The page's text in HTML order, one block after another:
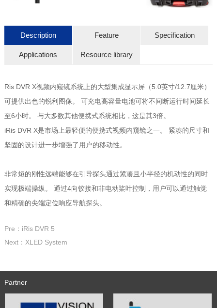
Description Feature Specification
Applications Resource library
Ris DVR X视频内窥镜系统上的大型集成显示屏（5.0英寸/12.7厘米）
可提供出色的锐利图像。 可充电高容量电池可将不间断运行时间延长
至6小时。 与大多数其他便携式系统相比，这是其3倍。
iRis DVR X是市场上最轻便的便携式视频内窥镜之一。 紧凑的尺寸和
坚固的设计进一步增强了用户的移动性。
非常短的刚性远端能够在引导探头通过紧凑且小半径的机动性的同时
实现极端操纵。 通过4向铰接和非电动桨叶控制，用户可以通过触觉
和精确的尖端定位响应导航探头。
Pre：iRis DVR 5
Next：XLED System
Partner